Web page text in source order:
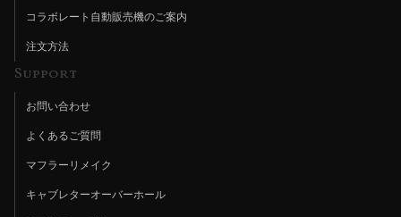
コラボレート自動販売機のご案内
注文方法
Support
お問い合わせ
よくあるご質問
マフラーリメイク
キャブレターオーバーホール